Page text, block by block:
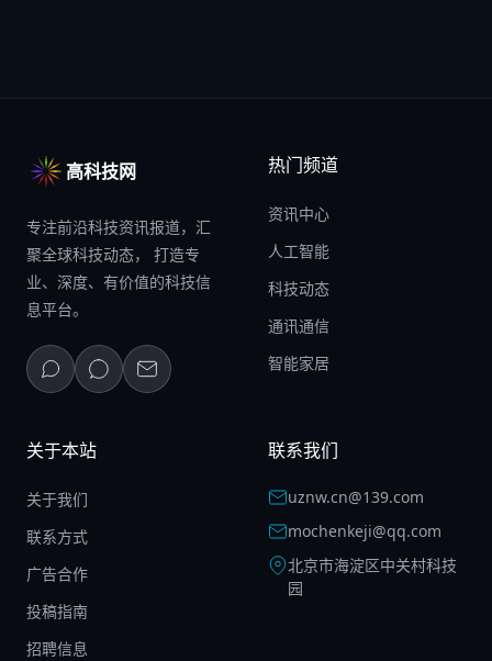
高科技网
专注前沿科技资讯报道，汇
聚全球科技动态， 打造专
业、深度、有价值的科技信
息平台。
热门频道
资讯中心
人工智能
科技动态
通讯通信
智能家居
关于本站
关于我们
联系方式
广告合作
投稿指南
招聘信息
联系我们
uznw.cn@139.com
mochenkeji@qq.com
北京市海淀区中关村科技
园